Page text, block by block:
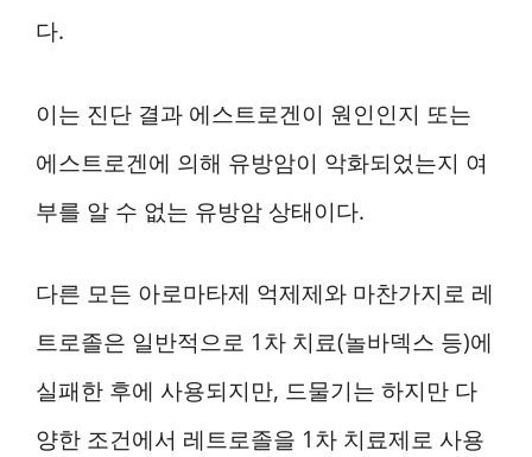
다.
이는 진단 결과 에스트로겐이 원인인지 또는
에스트로겐에 의해 유방암이 악화되었는지 여
부를 알 수 없는 유방암 상태이다.
다른 모든 아로마타제 억제제와 마찬가지로 레
트로졸은 일반적으로 1차 치료(놀바덱스 등)에
실패한 후에 사용되지만, 드물기는 하지만 다
양한 조건에서 레트로졸을 1차 치료제로 사용